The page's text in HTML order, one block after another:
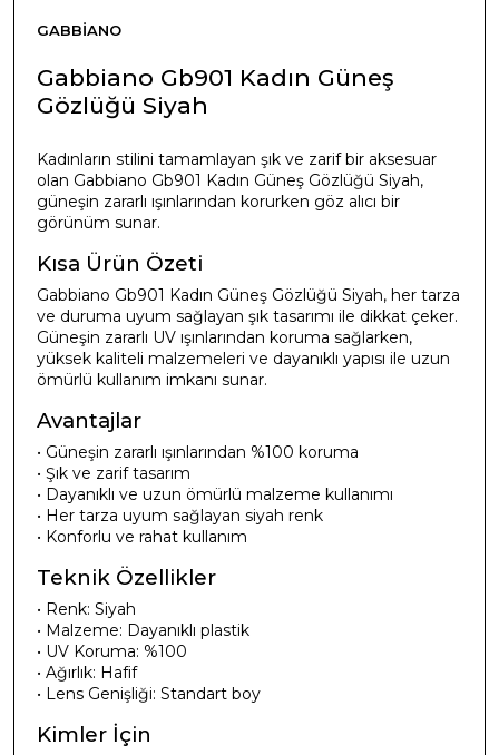
GABBIANO
Gabbiano Gb901 Kadın Güneş
Gözlüğü Siyah
Kadınların stilini tamamlayan şık ve zarif bir aksesuar
olan Gabbiano Gb901 Kadın Güneş Gözlüğü Siyah,
güneşin zararlı ışınlarından korurken göz alıcı bir
görünüm sunar.
Kısa Ürün Özeti
Gabbiano Gb901 Kadın Güneş Gözlüğü Siyah, her tarza
ve duruma uyum sağlayan şık tasarımı ile dikkat çeker.
Güneşin zararlı UV ışınlarından koruma sağlarken,
yüksek kaliteli malzemeleri ve dayanıklı yapısı ile uzun
ömürlü kullanım imkanı sunar.
Avantajlar
• Güneşin zararlı ışınlarından %100 koruma
• Şık ve zarif tasarım
• Dayanıklı ve uzun ömürlü malzeme kullanımı
• Her tarza uyum sağlayan siyah renk
• Konforlu ve rahat kullanım
Teknik Özellikler
• Renk: Siyah
• Malzeme: Dayanıklı plastik
• UV Koruma: %100
• Ağırlık: Hafif
• Lens Genişliği: Standart boy
Kimler İçin